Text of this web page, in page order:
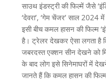
साउथ इंडस्ट्री की फिल्में जैसे
‘देवरा’, ‘गेम चेंजर’ साल 2024
इसी बीच कमल हासन की फिल्म
है। ट्रेलर देखकर ऐसा लगता है
जबरदस्त एक्शन सीन देखने को
के बाद लोग इसे सिनेमाघरों में
जानते हैं कि कमल हासन की